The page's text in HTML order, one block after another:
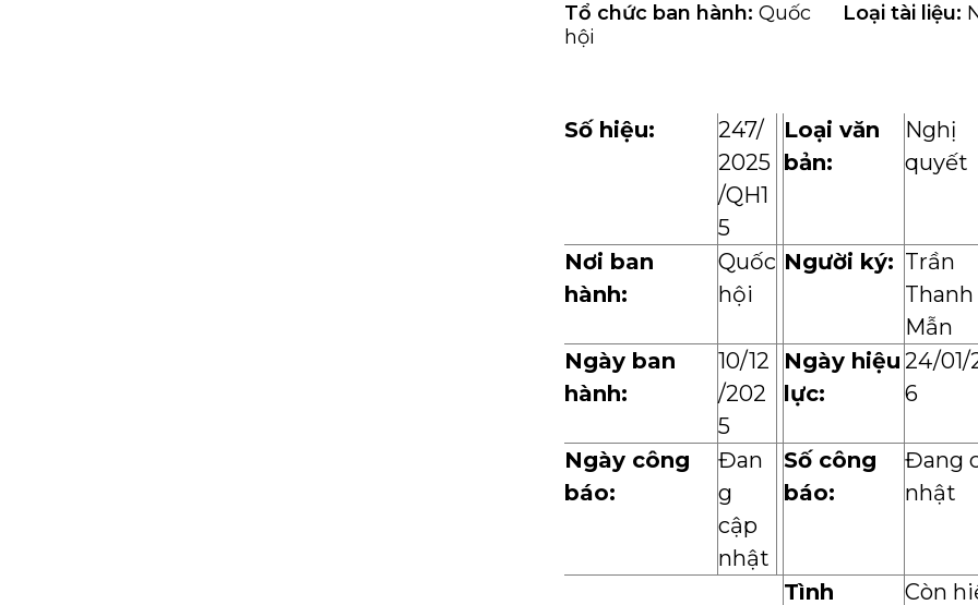
Tổ chức ban hành: Quốc
hội
Loại tài liệu:
Số hiệu:
247/
2025
/QH1
5
Loại văn
bản:
Nghị
quyết
Nơi ban
hành:
Quốc
hội
Người ký: Trần
Thanh
Mẫn
Ngày ban
hành:
10/12
/202
5
Ngày hiệu
lực:
24/01/
6
Ngày công
báo:
Đan
g
cập
nhật
Số công
báo:
Đang
nhật
Tình
Còn